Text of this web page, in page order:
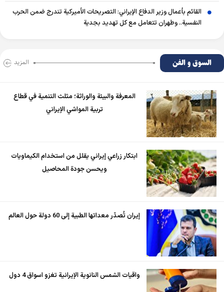
القائم بأعمال وزير الدفاع الإيراني: التصريحات الأميركية تندرج ضمن الحرب
النفسية.. وطهران تتعامل مع كل تهديد بجدية
السوق و الفن المزید
المعرفة والبيئة والوراثة؛ مثلث التنمية في قطاع
تربية المواشي الإيراني
ابتكار زراعي إيراني يقلل من استخدام الكيماويات
ويحسن جودة المحاصيل
إيران تُصدّر معداتها الطبية إلى 60 دولة حول العالم
واقيات الشمس النانوية الإيرانية تغزو اسواق 4 دول